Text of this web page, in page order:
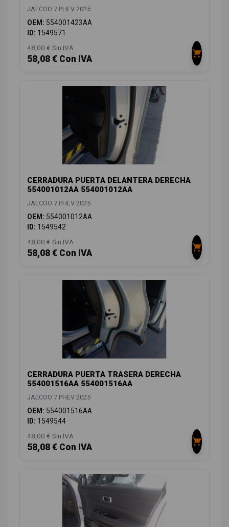
JAECOO 7 PHEV 2025
OEM: 554001423AA
ID: 1549571
48,00 € Sin IVA
58,08 € Con IVA
CERRADURA PUERTA DELANTERA DERECHA
554001012AA 554001012AA
JAECOO 7 PHEV 2025
OEM: 554001012AA
ID: 1549542
48,00 € Sin IVA
58,08 € Con IVA
CERRADURA PUERTA TRASERA DERECHA
554001516AA 554001516AA
JAECOO 7 PHEV 2025
OEM: 554001516AA
ID: 1549544
48,00 € Sin IVA
58,08 € Con IVA